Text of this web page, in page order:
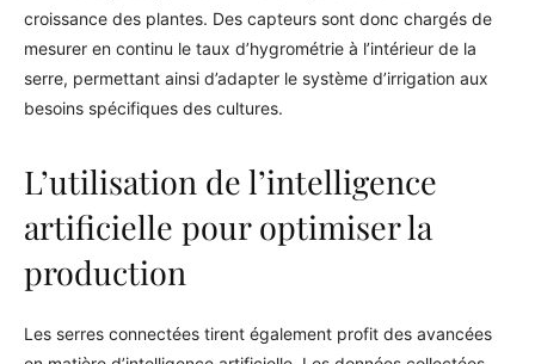
croissance des plantes. Des capteurs sont donc chargés de
mesurer en continu le taux d’hygrométrie à l’intérieur de la
serre, permettant ainsi d’adapter le système d’irrigation aux
besoins spécifiques des cultures.
L’utilisation de l’intelligence
artificielle pour optimiser la
production
Les serres connectées tirent également profit des avancées